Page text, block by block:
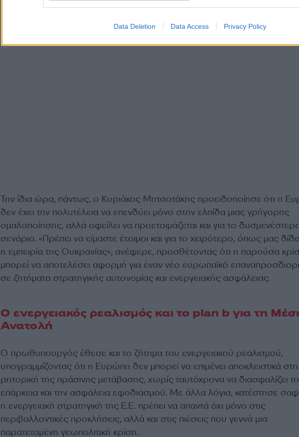
Data Deletion Data Access Privacy Policy
Την ίδια ώρα, πάντως, ο Κυριάκος Μητσοτάκης προειδοποίησε ότι η
δεν έχει την πολυτέλεια να επενδύει μόνο στην ελπίδα μιας γρήγορης
ομαλοποίησης, αλλά οφείλει να προετοιμάζεται και για το
σενάριο. «Πρέπει να είμαστε έτοιμοι και για το χειρότερο, όπως μας
η εμπειρία της Ουκρανίας», ανέφερε, προσθέτοντας ότι η παρούσα
μπορεί να αποτελέσει αφορμή για έναν νέο ευρωπαϊκό
σε ζητήματα στρατηγικής αυτονομίας και ενεργειακής ασφάλειας.
Ο ενεργειακός ρεαλισμός και το plan b για τη
Ανατολή
Ο πρωθυπουργός έθεσε και το ζήτημα του ενεργειακού ρεαλισμού,
υπογραμμίζοντας ότι η Ευρώπη δεν μπορεί να επιμένει αποκλειστικά στη
ρητορική της πράσινης μετάβασης, χωρίς ταυτόχρονα να διασφαλίζει
επάρκεια και την ασφάλεια εφοδιασμού. Με άλλα λόγια, κατέστησε
η ενεργειακή στρατηγική της Ε.Ε. πρέπει να απαντά όχι μόνο στις
περιβαλλοντικές προκλήσεις, αλλά και στις πιέσεις που γεννά μια
παρατεταμένη γεωπολιτική κρίση.